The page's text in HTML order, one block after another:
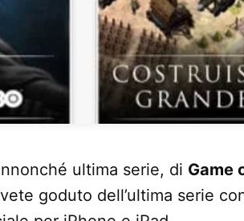
ultima serie, di Game
goduto dell’ultima serie